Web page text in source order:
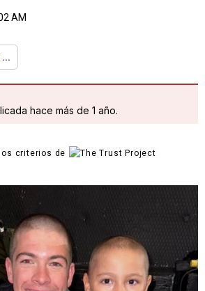
AM
...
hace más de 1 año.
criterios de